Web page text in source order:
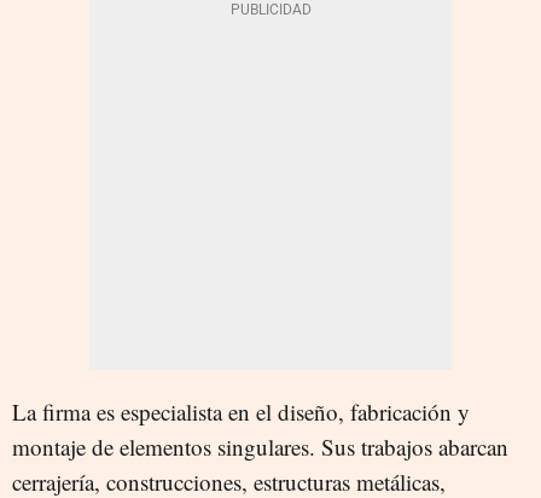
La firma es especialista en el diseño, fabricación y
montaje de elementos singulares. Sus trabajos abarcan
cerrajería, construcciones, estructuras metálicas,